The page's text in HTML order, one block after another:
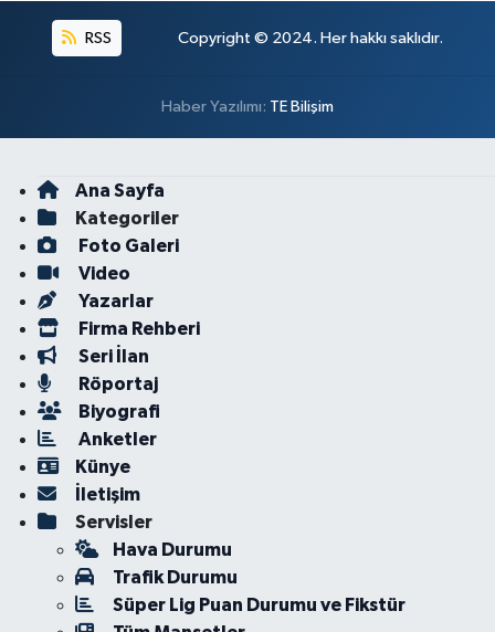
RSS Copyright © 2024. Her hakkı saklıdır.
Haber Yazılımı: TE Bilişim
Ana Sayfa
Kategoriler
Foto Galeri
Video
Yazarlar
Firma Rehberi
Seri İlan
Röportaj
Biyografi
Anketler
Künye
İletişim
Servisler
Hava Durumu
Trafik Durumu
Süper Lig Puan Durumu ve Fikstür